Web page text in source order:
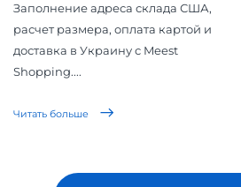
Заполнение адреса склада США,
расчет размера, оплата картой и
доставка в Украину с Meest
Shopping....
Читать больше